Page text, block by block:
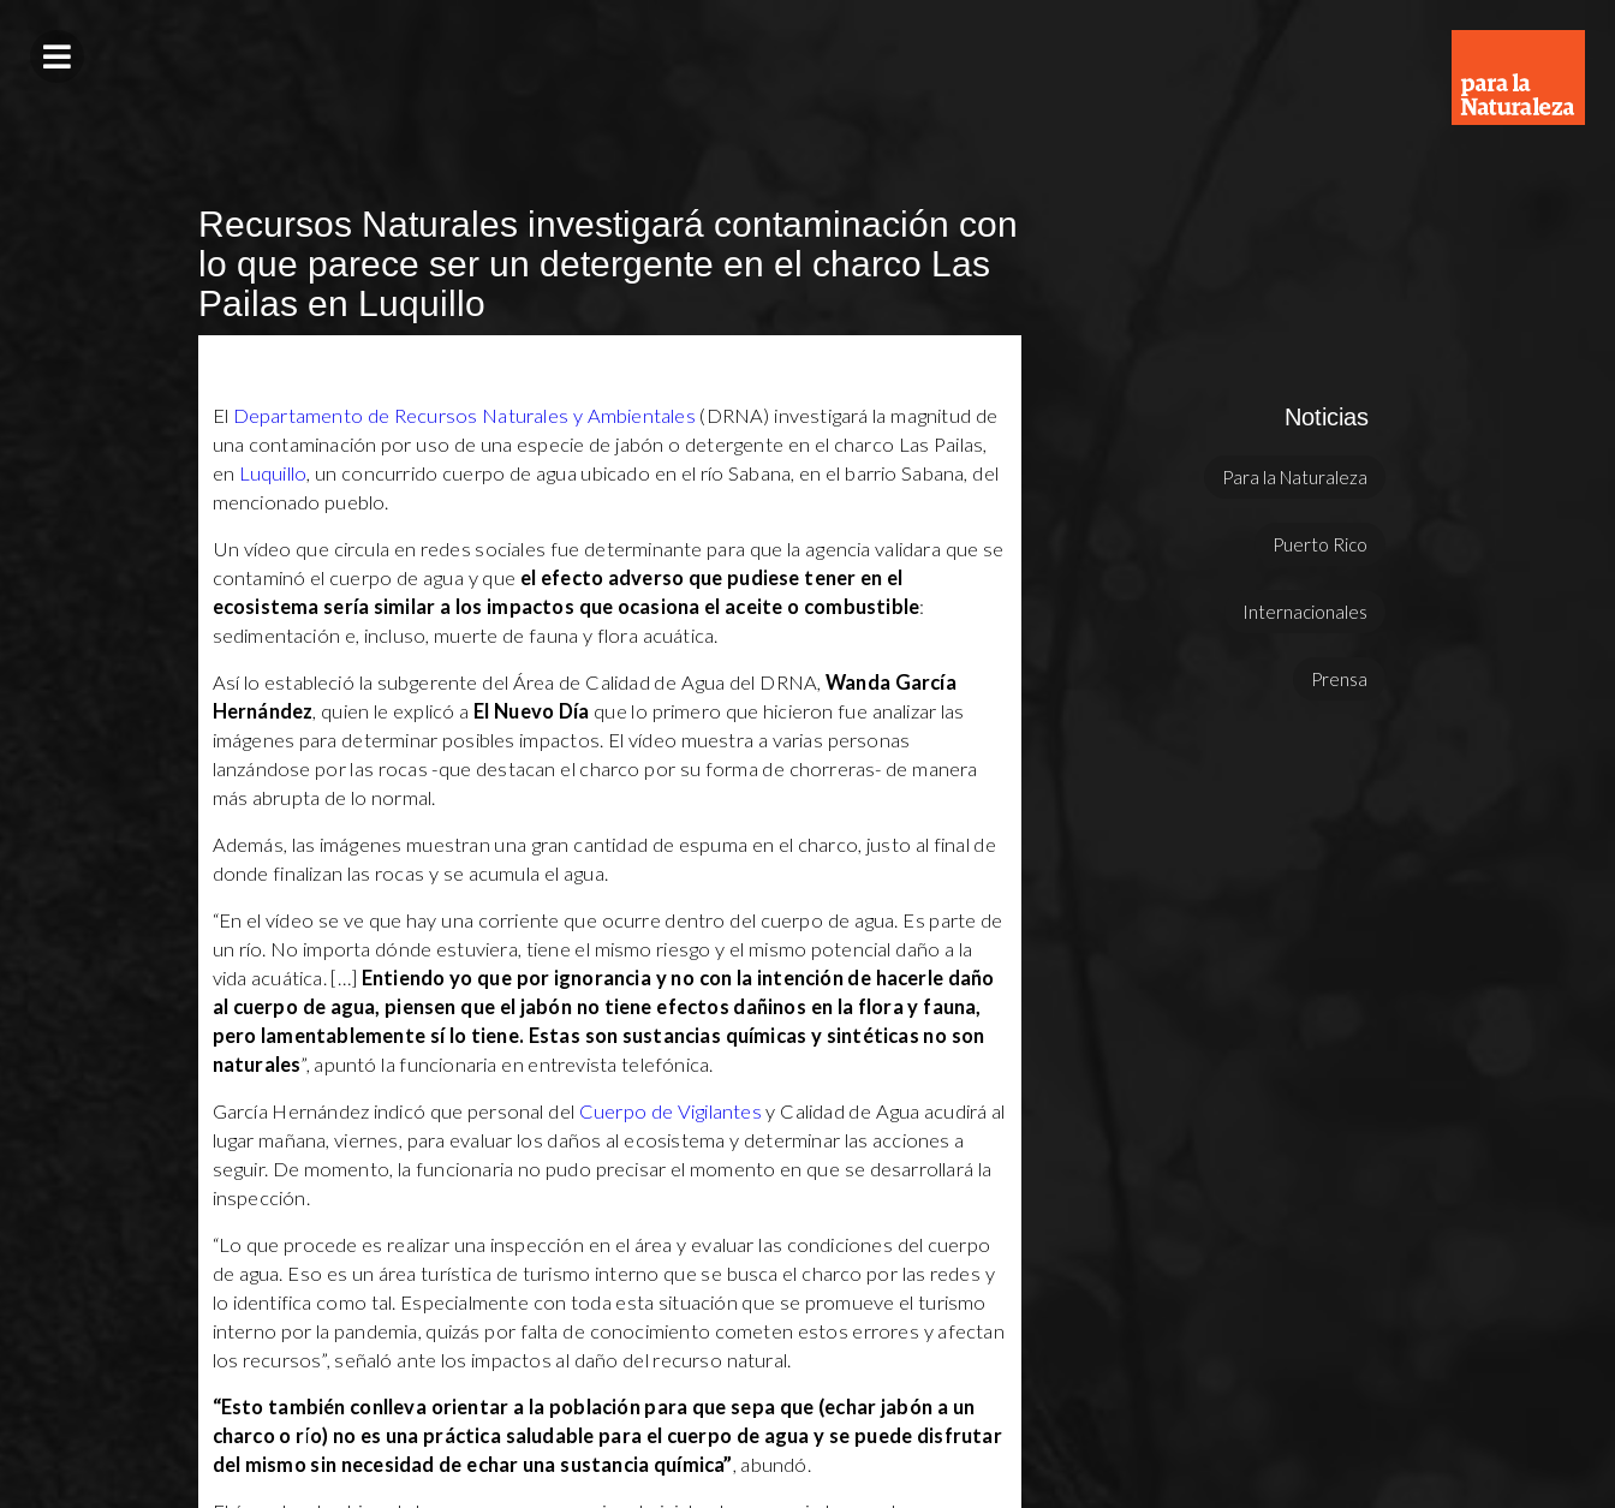
Recursos Naturales investigará contaminación con
lo que parece ser un detergente en el charco Las
Pailas en Luquillo
El Departamento de Recursos Naturales y Ambientales (DRNA) investigará la magnitud de
una contaminación por uso de una especie de jabón o detergente en el charco Las Pailas,
en Luquillo, un concurrido cuerpo de agua ubicado en el río Sabana, en el barrio Sabana, del
mencionado pueblo.
Un vídeo que circula en redes sociales fue determinante para que la agencia validara que se
contaminó el cuerpo de agua y que el efecto adverso que pudiese tener en el
ecosistema sería similar a los impactos que ocasiona el aceite o combustible:
sedimentación e, incluso, muerte de fauna y flora acuática.
Así lo estableció la subgerente del Área de Calidad de Agua del DRNA, Wanda García
Hernández, quien le explicó a El Nuevo Día que lo primero que hicieron fue analizar las
imágenes para determinar posibles impactos. El vídeo muestra a varias personas
lanzándose por las rocas -que destacan el charco por su forma de chorreras- de manera
más abrupta de lo normal.
Además, las imágenes muestran una gran cantidad de espuma en el charco, justo al final de
donde finalizan las rocas y se acumula el agua.
“En el vídeo se ve que hay una corriente que ocurre dentro del cuerpo de agua. Es parte de
un río. No importa dónde estuviera, tiene el mismo riesgo y el mismo potencial daño a la
vida acuática. […] Entiendo yo que por ignorancia y no con la intención de hacerle daño
al cuerpo de agua, piensen que el jabón no tiene efectos dañinos en la flora y fauna,
pero lamentablemente sí lo tiene. Estas son sustancias químicas y sintéticas no son
naturales”, apuntó la funcionaria en entrevista telefónica.
García Hernández indicó que personal del Cuerpo de Vigilantes y Calidad de Agua acudirá al
lugar mañana, viernes, para evaluar los daños al ecosistema y determinar las acciones a
seguir. De momento, la funcionaria no pudo precisar el momento en que se desarrollará la
inspección.
“Lo que procede es realizar una inspección en el área y evaluar las condiciones del cuerpo
de agua. Eso es un área turística de turismo interno que se busca el charco por las redes y
lo identifica como tal. Especialmente con toda esta situación que se promueve el turismo
interno por la pandemia, quizás por falta de conocimiento cometen estos errores y afectan
los recursos”, señaló ante los impactos al daño del recurso natural.
“Esto también conlleva orientar a la población para que sepa que (echar jabón a un
charco o río) no es una práctica saludable para el cuerpo de agua y se puede disfrutar
del mismo sin necesidad de echar una sustancia química”, abundó.
Noticias
Para la Naturaleza
Puerto Rico
Internacionales
Prensa